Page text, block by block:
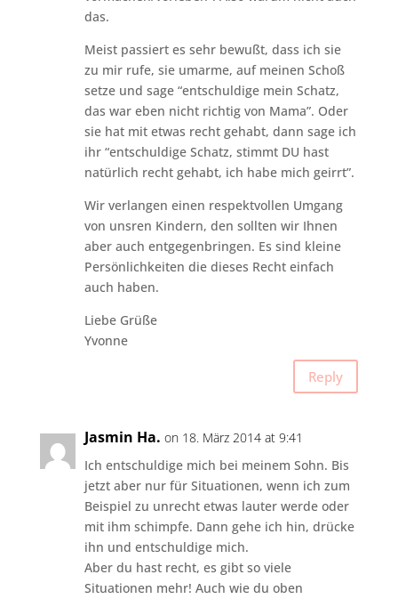
das.
Meist passiert es sehr bewußt, dass ich sie
zu mir rufe, sie umarme, auf meinen Schoß
setze und sage “entschuldige mein Schatz,
das war eben nicht richtig von Mama”. Oder
sie hat mit etwas recht gehabt, dann sage ich
ihr “entschuldige Schatz, stimmt DU hast
natürlich recht gehabt, ich habe mich geirrt”.
Wir verlangen einen respektvollen Umgang
von unsren Kindern, den sollten wir Ihnen
aber auch entgegenbringen. Es sind kleine
Persönlichkeiten die dieses Recht einfach
auch haben.
Liebe Grüße
Yvonne
Reply
Jasmin Ha. on 18. März 2014 at 9:41
Ich entschuldige mich bei meinem Sohn. Bis
jetzt aber nur für Situationen, wenn ich zum
Beispiel zu unrecht etwas lauter werde oder
mit ihm schimpfe. Dann gehe ich hin, drücke
ihn und entschuldige mich.
Aber du hast recht, es gibt so viele
Situationen mehr! Auch wie du oben